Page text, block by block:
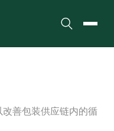
搜索 切换
善包装供应链内的循